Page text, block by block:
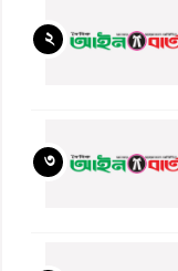
২
৩